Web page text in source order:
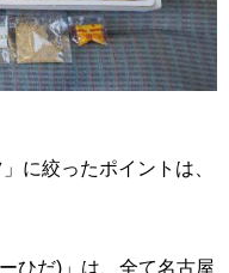
に絞ったポイントは、
ひだ)」は、全て名古屋